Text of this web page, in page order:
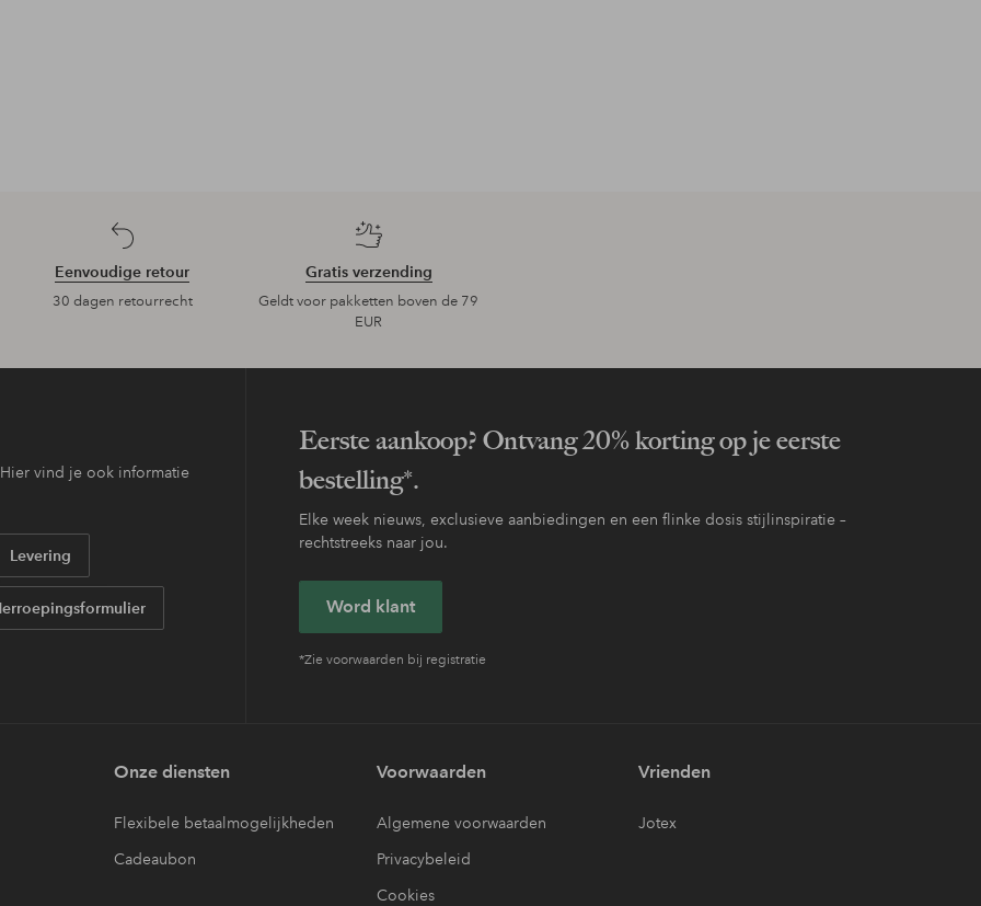
Eenvoudige retour
30 dagen retourrecht
Gratis verzending
Geldt voor pakketten boven de 79
EUR
vind je ook informatie
Levering
Eerste aankoop? Ontvang 20% korting op je eerste
bestelling*.
Elke week nieuws, exclusieve aanbiedingen en een flinke dosis stijlinspiratie –
rechtstreeks naar jou.
Word klant
*Zie voorwaarden bij registratie
Onze diensten
Flexibele betaalmogelijkheden
Cadeaubon
Voorwaarden
Algemene voorwaarden
Privacybeleid
Cookies
Vrienden
Jotex